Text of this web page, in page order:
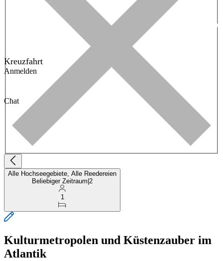
Kreuzfahrt
Anmelden
Chat
Alle Hochseegebiete, Alle Reedereien
Beliebiger Zeitraum 2
1
Kulturmetropolen und Küstenzauber im
Atlantik